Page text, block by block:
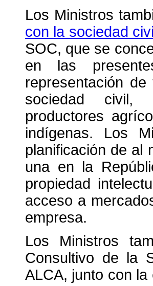
Los Ministros
con la sociedad
SOC, que se
en las
representación
sociedad civil,
productores
indígenas. Los
planificación de al
una en la
propiedad
acceso a
empresa.
Los Ministros
Consultivo de la
ALCA, junto con